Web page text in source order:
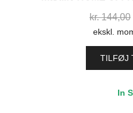
kr.144,00
ekskl.
TILFØJ
In